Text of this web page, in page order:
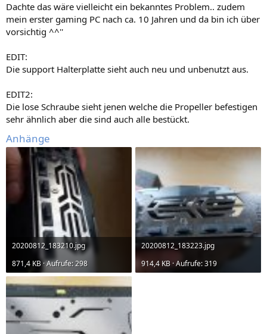
Dachte das wäre vielleicht ein bekanntes Problem.. zudem
mein erster gaming PC nach ca. 10 Jahren und da bin ich über
vorsichtig ^^''
EDIT:
Die support Halterplatte sieht auch neu und unbenutzt aus.
EDIT2:
Die lose Schraube sieht jenen welche die Propeller befestigen
sehr ähnlich aber die sind auch alle bestückt.
Anhänge
20200812_183210.jpg
871,4 KB · Aufrufe: 298
20200812_183223.jpg
914,4 KB · Aufrufe: 319